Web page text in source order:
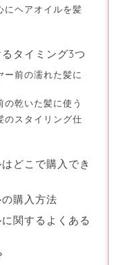
ヘアオイルを髪
タイミング3つ
前の濡れた髪に
乾いた髪に使う
スタイリング仕
どこで購入でき
購入方法
関するよくある